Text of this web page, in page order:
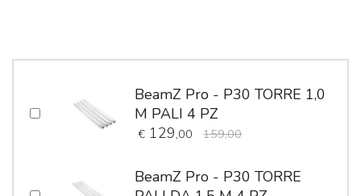
BeamZ Pro - P30 TORRE 1,0
M PALI 4 PZ
€ 129,00 159,00
BeamZ Pro - P30 TORRE